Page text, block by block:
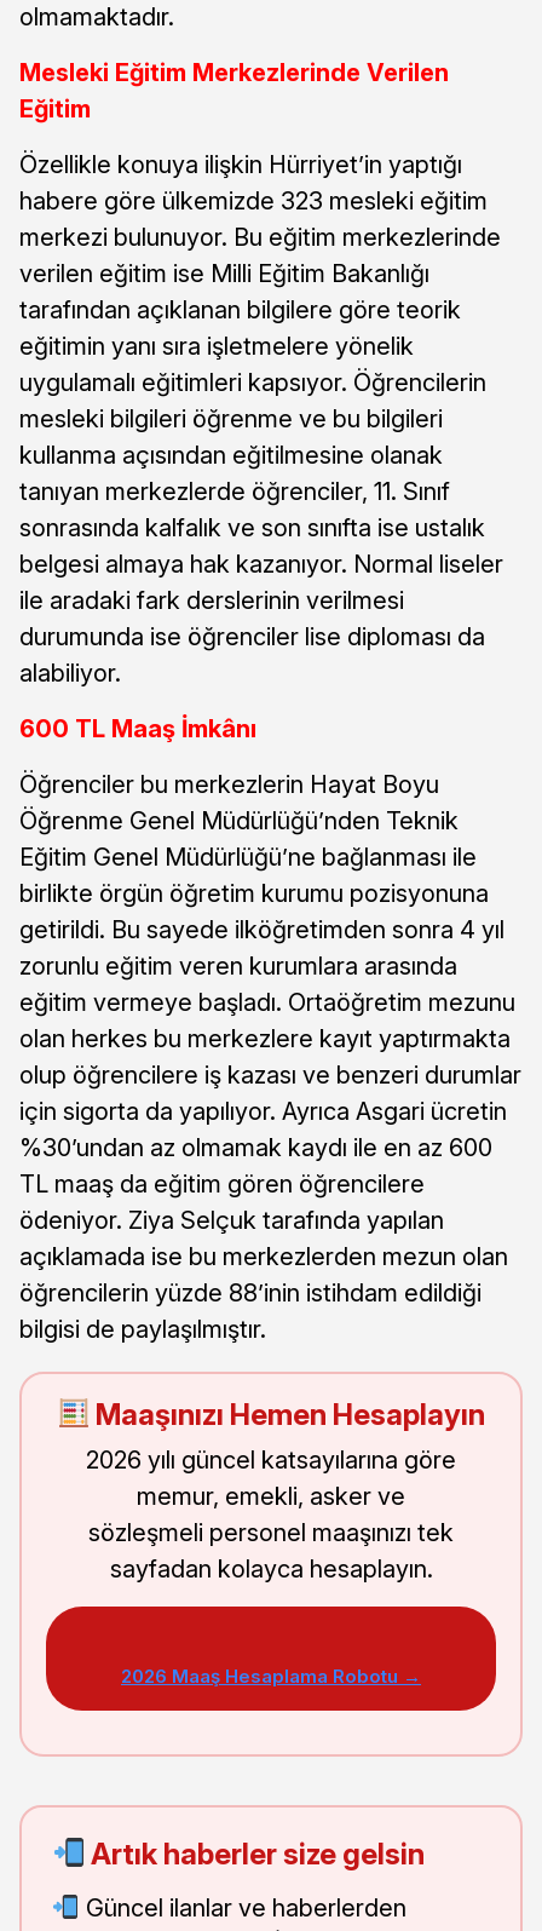
olmamaktadır.
Mesleki Eğitim Merkezlerinde Verilen
Eğitim
Özellikle konuya ilişkin Hürriyet’in yaptığı
habere göre ülkemizde 323 mesleki eğitim
merkezi bulunuyor. Bu eğitim merkezlerinde
verilen eğitim ise Milli Eğitim Bakanlığı
tarafından açıklanan bilgilere göre teorik
eğitimin yanı sıra işletmelere yönelik
uygulamalı eğitimleri kapsıyor. Öğrencilerin
mesleki bilgileri öğrenme ve bu bilgileri
kullanma açısından eğitilmesine olanak
tanıyan merkezlerde öğrenciler, 11. Sınıf
sonrasında kalfalık ve son sınıfta ise ustalık
belgesi almaya hak kazanıyor. Normal liseler
ile aradaki fark derslerinin verilmesi
durumunda ise öğrenciler lise diploması da
alabiliyor.
600 TL Maaş İmkânı
Öğrenciler bu merkezlerin Hayat Boyu
Öğrenme Genel Müdürlüğü’nden Teknik
Eğitim Genel Müdürlüğü’ne bağlanması ile
birlikte örgün öğretim kurumu pozisyonuna
getirildi. Bu sayede ilköğretimden sonra 4 yıl
zorunlu eğitim veren kurumlara arasında
eğitim vermeye başladı. Ortaöğretim mezunu
olan herkes bu merkezlere kayıt yaptırmakta
olup öğrencilere iş kazası ve benzeri durumlar
için sigorta da yapılıyor. Ayrıca Asgari ücretin
%30’undan az olmamak kaydı ile en az 600
TL maaş da eğitim gören öğrencilere
ödeniyor. Ziya Selçuk tarafında yapılan
açıklamada ise bu merkezlerden mezun olan
öğrencilerin yüzde 88’inin istihdam edildiği
bilgisi de paylaşılmıştır.
Maaşınızı Hemen Hesaplayın
2026 yılı güncel katsayılarına göre
memur, emekli, asker ve
sözleşmeli personel maaşınızı tek
sayfadan kolayca hesaplayın.
2026 Maaş Hesaplama Robotu →
Artık haberler size gelsin
Güncel ilanlar ve haberlerden